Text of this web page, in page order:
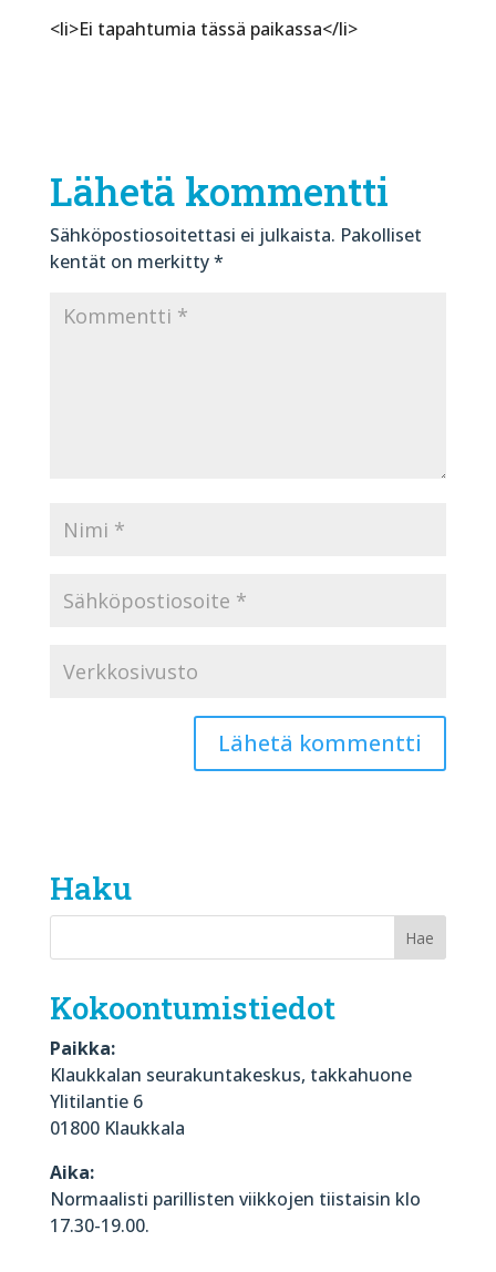
<li>Ei tapahtumia tässä paikassa</li>
Lähetä kommentti
Sähköpostiosoitettasi ei julkaista. Pakolliset
kentät on merkitty*
Haku
Kokoontumistiedot
Paikka:
Klaukkalan seurakuntakeskus, takkahuone
Ylitilantie 6
01800 Klaukkala
Aika:
Normaalisti parillisten viikkojen tiistaisin klo
17.30-19.00.